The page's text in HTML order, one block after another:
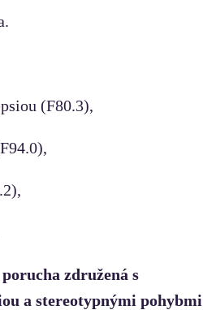
(F80.3),
združená s
a stereotypnými pohybmi